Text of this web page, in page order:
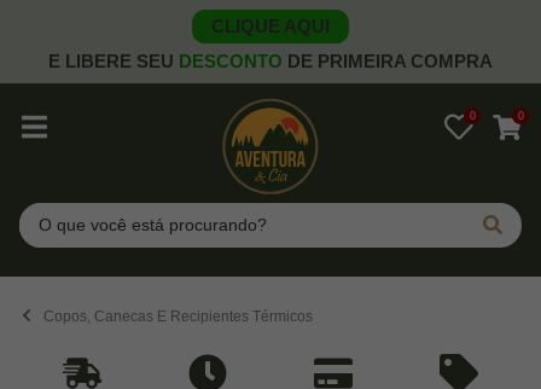
CLIQUE AQUI
E LIBERE SEU DESCONTO DE PRIMEIRA COMPRA
0 0
Pesquisar
Copos, Canecas E Recipientes Térmicos